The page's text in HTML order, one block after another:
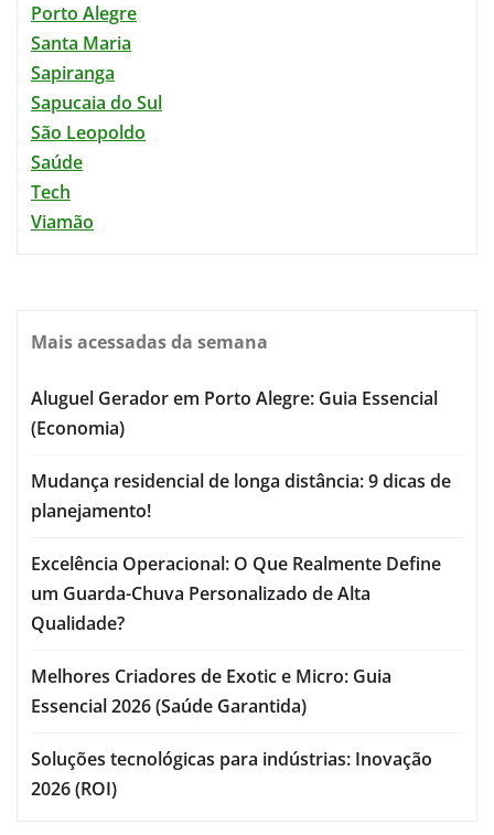
Porto Alegre
Santa Maria
Sapiranga
Sapucaia do Sul
São Leopoldo
Saúde
Tech
Viamão
Mais acessadas da semana
Aluguel Gerador em Porto Alegre: Guia Essencial
(Economia)
Mudança residencial de longa distância: 9 dicas de
planejamento!
Excelência Operacional: O Que Realmente Define
um Guarda-Chuva Personalizado de Alta
Qualidade?
Melhores Criadores de Exotic e Micro: Guia
Essencial 2026 (Saúde Garantida)
Soluções tecnológicas para indústrias: Inovação
2026 (ROI)